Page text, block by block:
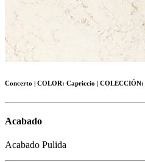
Concerto | COLOR: Capriccio | COLECCIÓN:
Acabado
Acabado Pulida